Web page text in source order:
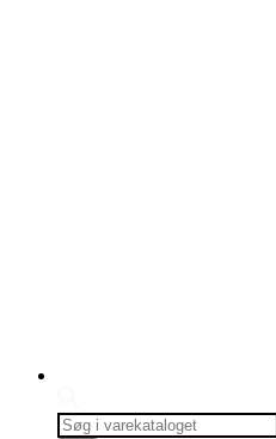
Products